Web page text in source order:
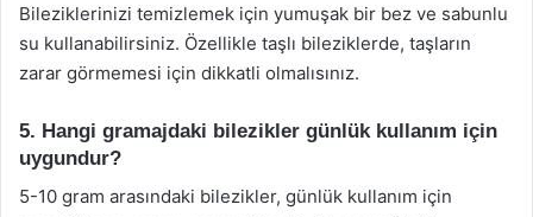
Bileziklerinizi temizlemek için yumuşak bir bez ve sabunlu
su kullanabilirsiniz. Özellikle taşlı bileziklerde, taşların
zarar görmemesi için dikkatli olmalısınız.
5. Hangi gramajdaki bilezikler günlük kullanım için
uygundur?
5-10 gram arasındaki bilezikler, günlük kullanım için